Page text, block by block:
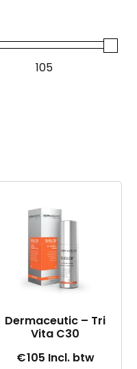
Dermaceutic – Tri
Vita C30
€105 Incl. btw